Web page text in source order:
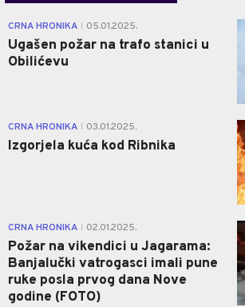
CRNA HRONIKA 05.01.2025.
Ugašen požar na trafo stanici u
Obilićevu
CRNA HRONIKA 03.01.2025.
Izgorjela kuća kod Ribnika
CRNA HRONIKA 02.01.2025.
Požar na vikendici u Jagarama:
Banjalučki vatrogasci imali pune
ruke posla prvog dana Nove
godine (FOTO)